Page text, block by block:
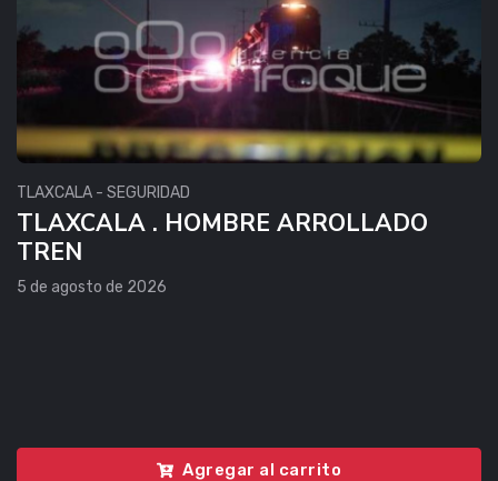
TLAXCALA - SEGURIDAD
TLAXCALA . HOMBRE ARROLLADO
TREN
5 de agosto de 2026
Agregar al carrito